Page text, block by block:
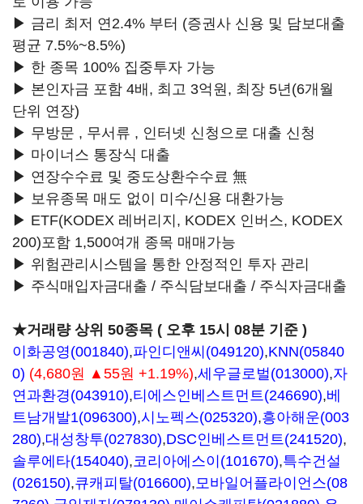
▶ 금리 최저 연2.4% 부터 (증권사 신용 및 담보대출
평균 7.5%~8.5%)
▶ 한 종목 100% 집중투자 가능
▶ 본인자금 포함 4배, 최고 3억원, 최장 5년(6개월
단위 연장)
▶ 무방문 , 무서류 , 인터넷 신청으로 대출 신청
▶ 마이너스 통장식 대출
▶ 연장수수료 및 중도상환수수료 無
▶ 보유종목 매도 없이 미수/신용 대환가능
▶ ETF(KODEX 레버리지, KODEX 인버스, KODEX
200)포함 1,500여개 종목 매매가능
▶ 위험관리시스템을 통한 안정적인 투자 관리
▶ 주식매입자금대출 / 주식담보대출 / 주식자금대출
★거래량 상위 50종목 ( 오후 15시 08분 기준 )
이화공영(001840),파인디앤씨(049120),KNN(05840
0) (4,680원 ▲55원 +1.19%),세우글로벌(013000),자
연과환경(043910),티에스인베스트먼트(246690),베
트남개발1(096300),시노펙스(025320),흥아해운(003
280),대성창투(027830),DSC인베스트먼트(241520),
솔루에타(154040), 코리아에스이(101670),특수건설
(026150),큐캐피탈(016600), 모바일어플라이언스(08